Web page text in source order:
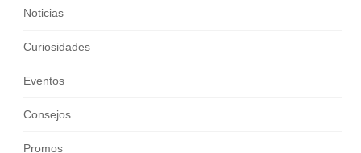
Noticias
Curiosidades
Eventos
Consejos
Promos